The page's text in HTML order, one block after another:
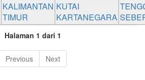
KALIMANTAN
TIMUR
KUTAI
KARTANEGARA
Halaman 1 dari 1
Previous Next